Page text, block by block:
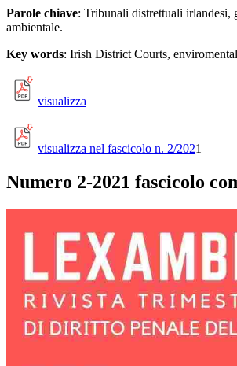
Parole chiave: Tribunali distrettuali irlandesi,
ambientale.
Key words: Irish District Courts,
visualizza
visualizza nel fascicolo n. 2/2021
Numero 2-2021 fascicolo